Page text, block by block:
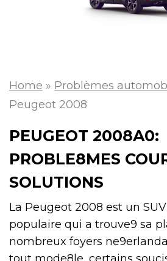
Home » Problèmes
Peugeot 2008
PEUGEOT 2008A0:
PROBLE8MES
SOLUTIONS
La Peugeot 2008 est un
populaire qui a trouve9 sa
nombreux foyers